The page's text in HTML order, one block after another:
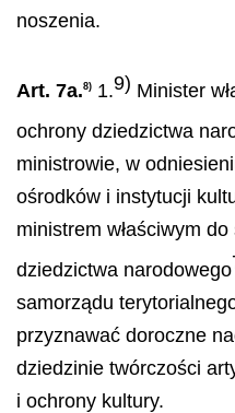
noszenia.
Art. 7a.8) 1.9) Minister
ochrony dziedzictwa
ministrowie, w
ośrodków i instytucji
ministrem właściwym
dziedzictwa narodowego
samorządu
przyznawać doroczne
dziedzinie twórczości
i ochrony kultury.